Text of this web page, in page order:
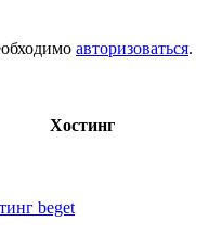
авторизоваться.
Хостинг